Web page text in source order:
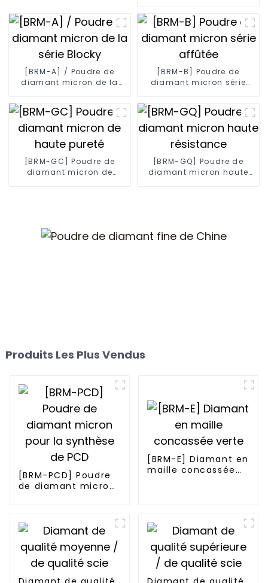
[BRM-A] / Poudre de
diamant micron de la
[BRM-B] Poudre de
diamant micron série
[BRM-GC] Poudre de
diamant micron de
[BRM-GQ] Poudre de
diamant micron haute
Produits Les Plus Vendus
[BRM-PCD] Poudre
de diamant micron
[BRM-E] Diamant en
maille concassée